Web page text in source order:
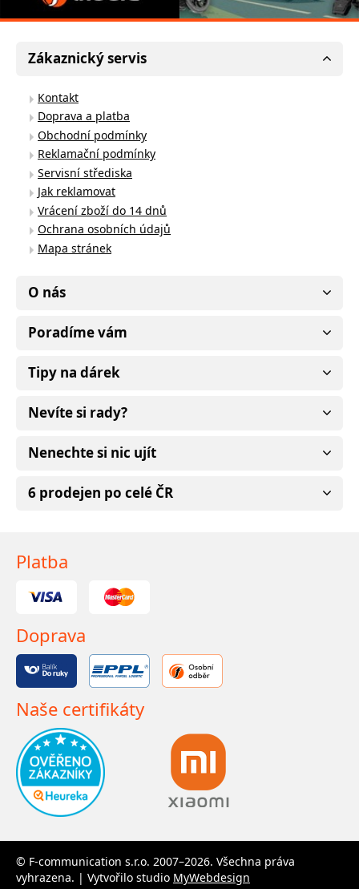
Zákaznický servis
Kontakt
Doprava a platba
Obchodní podmínky
Reklamační podmínky
Servisní střediska
Jak reklamovat
Vrácení zboží do 14 dnů
Ochrana osobních údajů
Mapa stránek
O nás
Poradíme vám
Tipy na dárek
Nevíte si rady?
Nenechte si nic ujít
6 prodejen po celé ČR
Platba
Doprava
Naše certifikáty
© F-communication s.r.o. 2007–2026. Všechna práva
vyhrazena. | Vytvořilo studio MyWebdesign